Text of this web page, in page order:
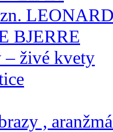
BJERRE
– živé kvety
,